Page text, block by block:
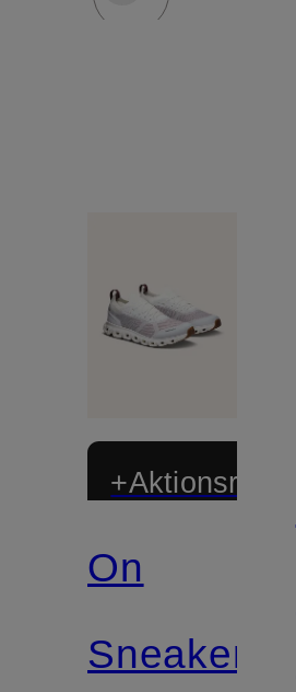
+Aktionsrabatt
On
Sneaker